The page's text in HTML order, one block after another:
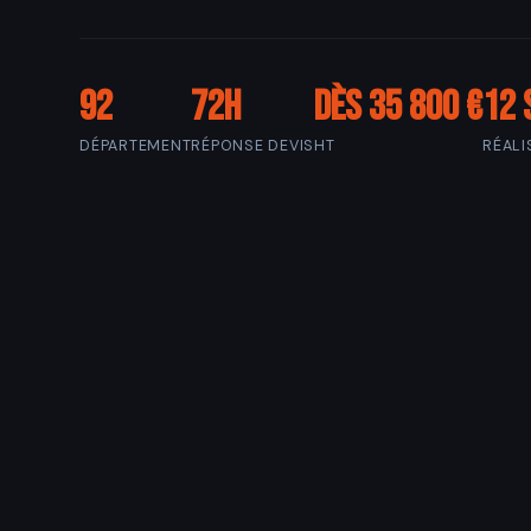
92
DÉPARTEMENT
72h
RÉPONSE DEVIS
Dès 35 800 €
HT
12